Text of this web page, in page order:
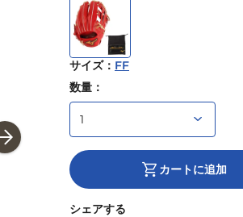
サイズ： FF
数量：
カートに追加
シェアする